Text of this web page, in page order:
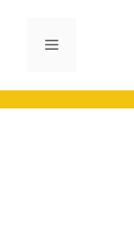
فهرست